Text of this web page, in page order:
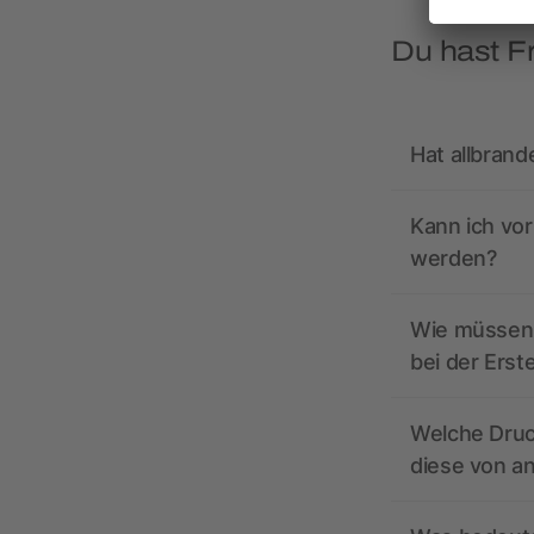
Du hast
Hat
Kann ich
werden?
Wie
bei der
Welche
diese von